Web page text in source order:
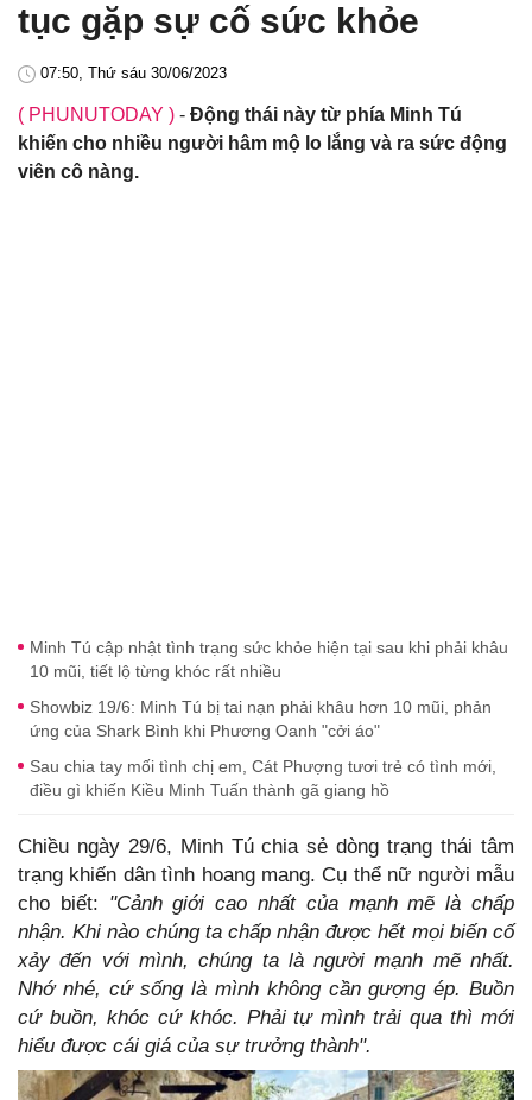
tục gặp sự cố sức khỏe
07:50, Thứ sáu 30/06/2023
( PHUNUTODAY ) - Động thái này từ phía Minh Tú
khiến cho nhiều người hâm mộ lo lắng và ra sức động
viên cô nàng.
Minh Tú cập nhật tình trạng sức khỏe hiện tại sau khi phải khâu
10 mũi, tiết lộ từng khóc rất nhiều
Showbiz 19/6: Minh Tú bị tai nạn phải khâu hơn 10 mũi, phản
ứng của Shark Bình khi Phương Oanh "cởi áo"
Sau chia tay mối tình chị em, Cát Phượng tươi trẻ có tình mới,
điều gì khiến Kiều Minh Tuấn thành gã giang hồ
Chiều ngày 29/6, Minh Tú chia sẻ dòng trạng thái tâm
trạng khiến dân tình hoang mang. Cụ thể nữ người mẫu
cho biết: "Cảnh giới cao nhất của mạnh mẽ là chấp
nhận. Khi nào chúng ta chấp nhận được hết mọi biến cố
xảy đến với mình, chúng ta là người mạnh mẽ nhất.
Nhớ nhé, cứ sống là mình không cần gượng ép. Buồn
cứ buồn, khóc cứ khóc. Phải tự mình trải qua thì mới
hiểu được cái giá của sự trưởng thành".